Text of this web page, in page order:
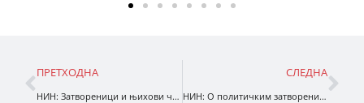
ПРЕТХОДНА
НИН: Затвореници и њихови чувари
СЛЕДНА
НИН: О политичким затвореницима